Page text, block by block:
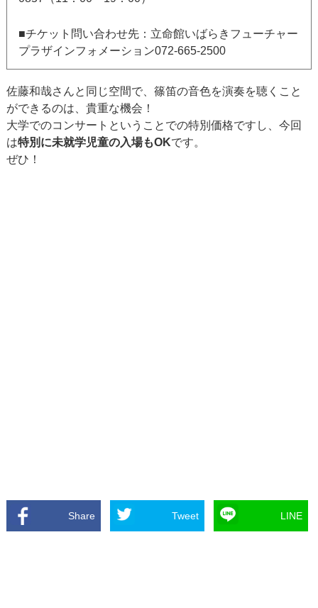
■チケット問い合わせ先：立命館いばらきフューチャー
プラザインフォメーション072-665-2500
佐藤和哉さんと同じ空間で、篠笛の音色を演奏を聴くこと
ができるのは、貴重な機会！
大学でのコンサートということでの特別価格ですし、今回
は特別に未就学児童の入場もOKです。
ぜひ！
Share Tweet LINE